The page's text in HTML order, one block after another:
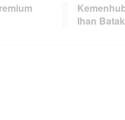
Ihan Batak